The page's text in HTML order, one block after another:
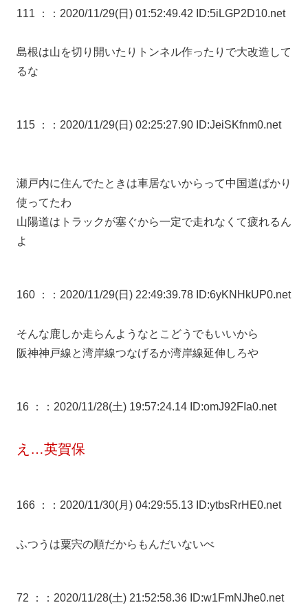
111 ： ：2020/11/29(日) 01:52:49.42 ID:5iLGP2D10.net
島根は山を切り開いたりトンネル作ったりで大改造して
るな
115 ： ：2020/11/29(日) 02:25:27.90 ID:JeiSKfnm0.net
瀬戸内に住んでたときは車居ないからって中国道ばかり
使ってたわ
山陽道はトラックが塞ぐから一定で走れなくて疲れるん
よ
160 ： ：2020/11/29(日) 22:49:39.78 ID:6yKNHkUP0.net
そんな鹿しか走らんようなとこどうでもいいから
阪神神戸線と湾岸線つなげるか湾岸線延伸しろや
16 ： ：2020/11/28(土) 19:57:24.14 ID:omJ92FIa0.net
え…英賀保
166 ： ：2020/11/30(月) 04:29:55.13 ID:ytbsRrHE0.net
ふつうは粟宍の順だからもんだいないべ
72 ： ：2020/11/28(土) 21:52:58.36 ID:w1FmNJhe0.net